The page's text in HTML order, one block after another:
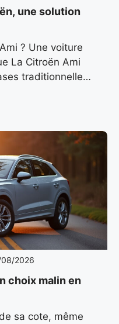
une solution
? Une voiture
La Citroën Ami
traditionnelles.
2026
choix malin en
sa cote, même